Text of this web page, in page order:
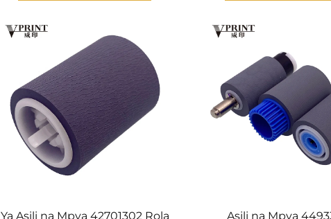
C9850 ES3640 Ya Asili na YA
MPYA
Ya Asili na Mpya 42701302 Rola
Asili na Mpya